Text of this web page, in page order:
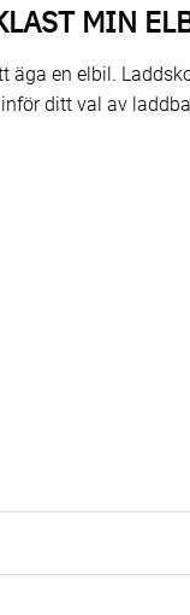
MIN
äga en elbil.
ditt val av